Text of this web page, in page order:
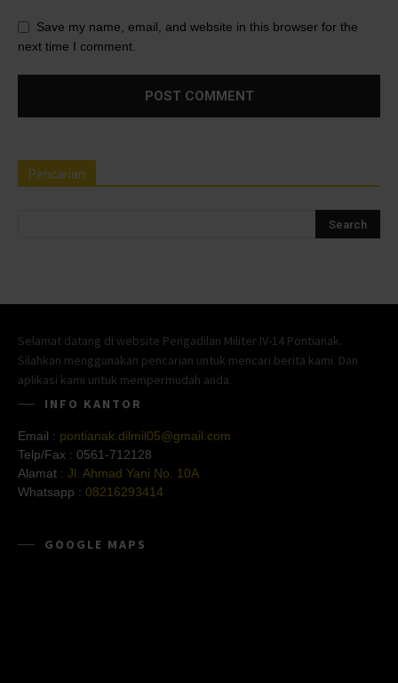
Save my name, email, and website in this browser for the
next time I comment.
Pencarian
Selamat datang di website Pengadilan Militer IV-14 Pontianak.
Silahkan menggunakan pencarian untuk mencari berita kami. Dan
aplikasi kami untuk mempermudah anda.
INFO KANTOR
Email : pontianak.dilmil05@gmail.com
Telp/Fax : 0561-712128
Alamat : Jl. Ahmad Yani No. 10A
Whatsapp : 08216293414
GOOGLE MAPS